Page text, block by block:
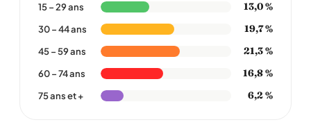
15 – 29 ans 13,0 %
30 – 44 ans 19,7 %
45 – 59 ans 21,3 %
60 – 74 ans 16,8 %
75 ans et + 6,2 %